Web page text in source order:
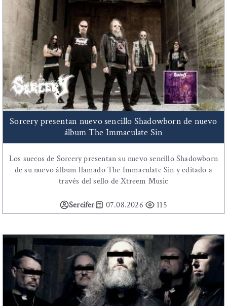
Sorcery presentan nuevo sencillo Shadowborn de nuevo
álbum The Immaculate Sin
Los suecos de Sorcery presentan su nuevo sencillo Shadowborn
de su nuevo álbum llamado The Immaculate Sin y editado a
través del sello de Xtreem Music
Sercifer 07.08.2026 115